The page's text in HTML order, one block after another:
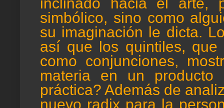
simbólico, sino como
su imaginación le dicta.
así que los quintiles,
como conjunciones,
materia en un
práctica? Además de
nuevo radix para la